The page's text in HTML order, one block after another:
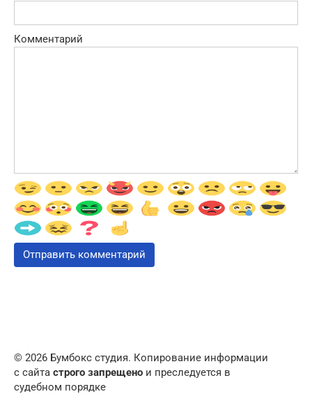
Комментарий
© 2026 Бумбокс студия. Копирование информации
с сайта строго запрещено и преследуется в
судебном порядке